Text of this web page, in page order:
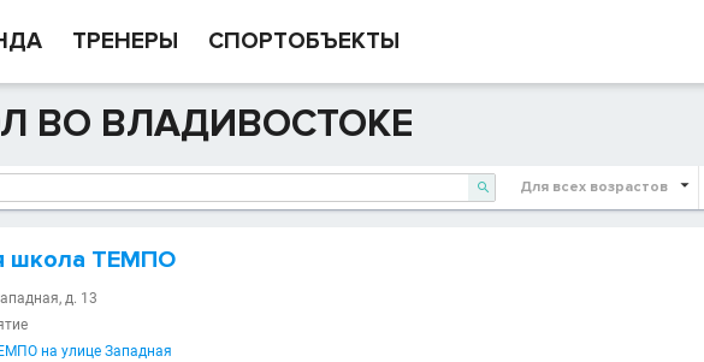
ТРЕНЕРЫ СПОРТОБЪЕКТЫ
ВО ВЛАДИВОСТОКЕ
 Для всех возрастов
школа ТЕМПО
д. 13
на улице Западная